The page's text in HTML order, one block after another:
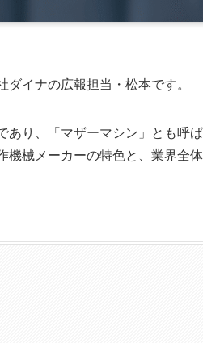
イナの広報担当・松本です。
り、「マザーマシン」とも呼ば
機械メーカーの特色と、業界全